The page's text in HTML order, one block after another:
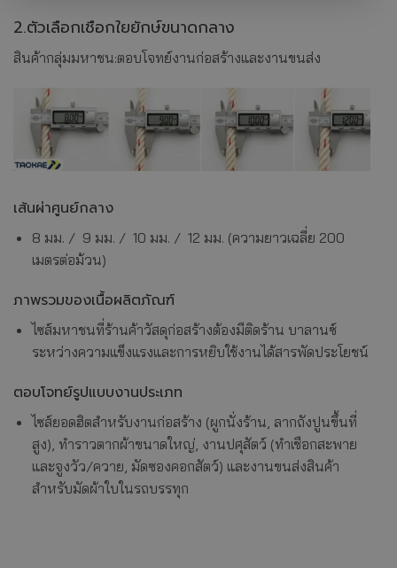
2.ตัวเลือกเชือกใยยักษ์ขนาดกลาง
สินค้ากลุ่มมหาชน:ตอบโจทย์งานก่อสร้างและงานขนส่ง
เส้นผ่าศูนย์กลาง
8 มม. / 9 มม. / 10 มม. / 12 มม. (ความยาวเฉลี่ย 200
เมตรต่อม้วน)
ภาพรวมของเนื้อผลิตภัณฑ์
ไซส์มหาชนที่ร้านค้าวัสดุก่อสร้างต้องมีติดร้าน บาลานซ์
ระหว่างความแข็งแรงและการหยิบใช้งานได้สารพัดประโยชน์
ตอบโจทย์รูปแบบงานประเภท
ไซส์ยอดฮิตสำหรับงานก่อสร้าง (ผูกนั่งร้าน, ลากถังปูนขึ้นที่
สูง), ทำราวตากผ้าขนาดใหญ่, งานปศุสัตว์ (ทำเชือกสะพาย
และจูงวัว/ควาย, มัดซองคอกสัตว์) และงานขนส่งสินค้า
สำหรับมัดผ้าใบในรถบรรทุก